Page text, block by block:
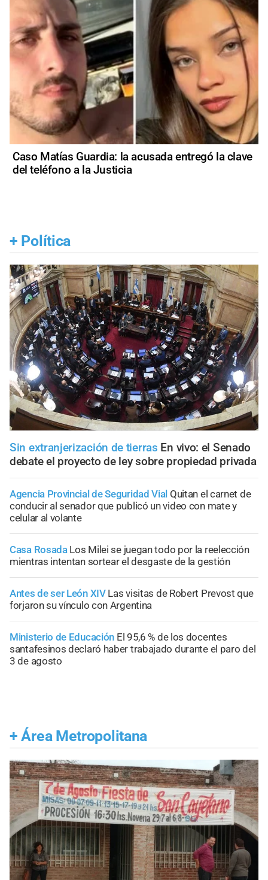
Caso Matías Guardia: la acusada entregó la clave
del teléfono a la Justicia
+ Política
Sin extranjerización de tierras En vivo: el Senado
debate el proyecto de ley sobre propiedad privada
Agencia Provincial de Seguridad Vial Quitan el carnet de
conducir al senador que publicó un video con mate y
celular al volante
Casa Rosada Los Milei se juegan todo por la reelección
mientras intentan sortear el desgaste de la gestión
Antes de ser León XIV Las visitas de Robert Prevost que
forjaron su vínculo con Argentina
Ministerio de Educación El 95,6 % de los docentes
santafesinos declaró haber trabajado durante el paro del
3 de agosto
+ Área Metropolitana